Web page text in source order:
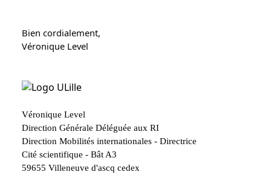
Bien cordialement,
Véronique Level
Véronique Level
Direction Générale Déléguée aux RI
Direction Mobilités internationales - Directrice
Cité scientifique - Bât A3
59655 Villeneuve d'ascq cedex